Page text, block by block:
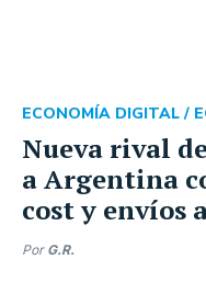
Nueva rival
a Argentina
cost y envíos
ECONOMÍA DIGITAL /
Por G.R.